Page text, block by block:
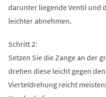
darunter liegende Ventil und
leichter abnehmen.
Schritt 2:
Setzen Sie die Zange an der
drehen diese leicht gegen
Vierteldrehung reicht